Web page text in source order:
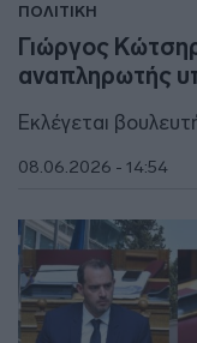
ΠΟΛΙΤΙΚΗ
Γιώργος
αναπληρωτής
Εκλέγεται
08.06.2026 - 14:54